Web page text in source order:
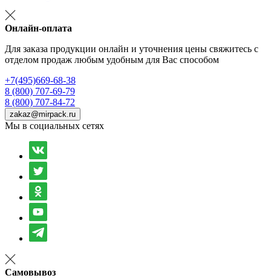
Онлайн-оплата
Для заказа продукции онлайн и уточнения цены свяжитесь с
отделом продаж любым удобным для Вас способом
+7(495)669-68-38
8 (800) 707-69-79
8 (800) 707-84-72
zakaz@mirpack.ru
Мы в социальных сетях
Самовывоз